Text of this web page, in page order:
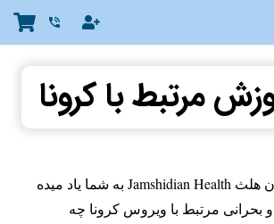
phone_in_talk
مرتبط با کرونا
ما در تیم جمشیدیان هلث Jamshidian Health به شما یاد میده
مرتبط با ویروس کرونا چه